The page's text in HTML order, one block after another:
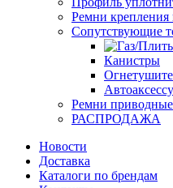
Ремни крепления
Сопутствующие
Канистры
Ремни приводные
РАСПРОДАЖА
Новости
Доставка
Каталоги по брендам